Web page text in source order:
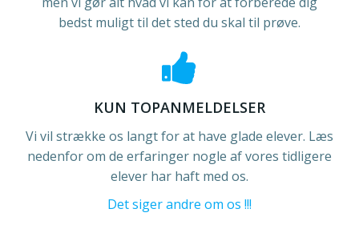
bedst muligt til det sted du skal til prøve.
KUN TOPANMELDELSER
Vi vil strække os langt for at have glade elever. Læs
nedenfor om de erfaringer nogle af vores tidligere
elever har haft med os.
Det siger andre om os !!!